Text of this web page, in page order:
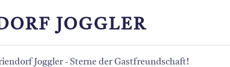
JOGGLER
Joggler - Sterne der Gastfreundschaft!